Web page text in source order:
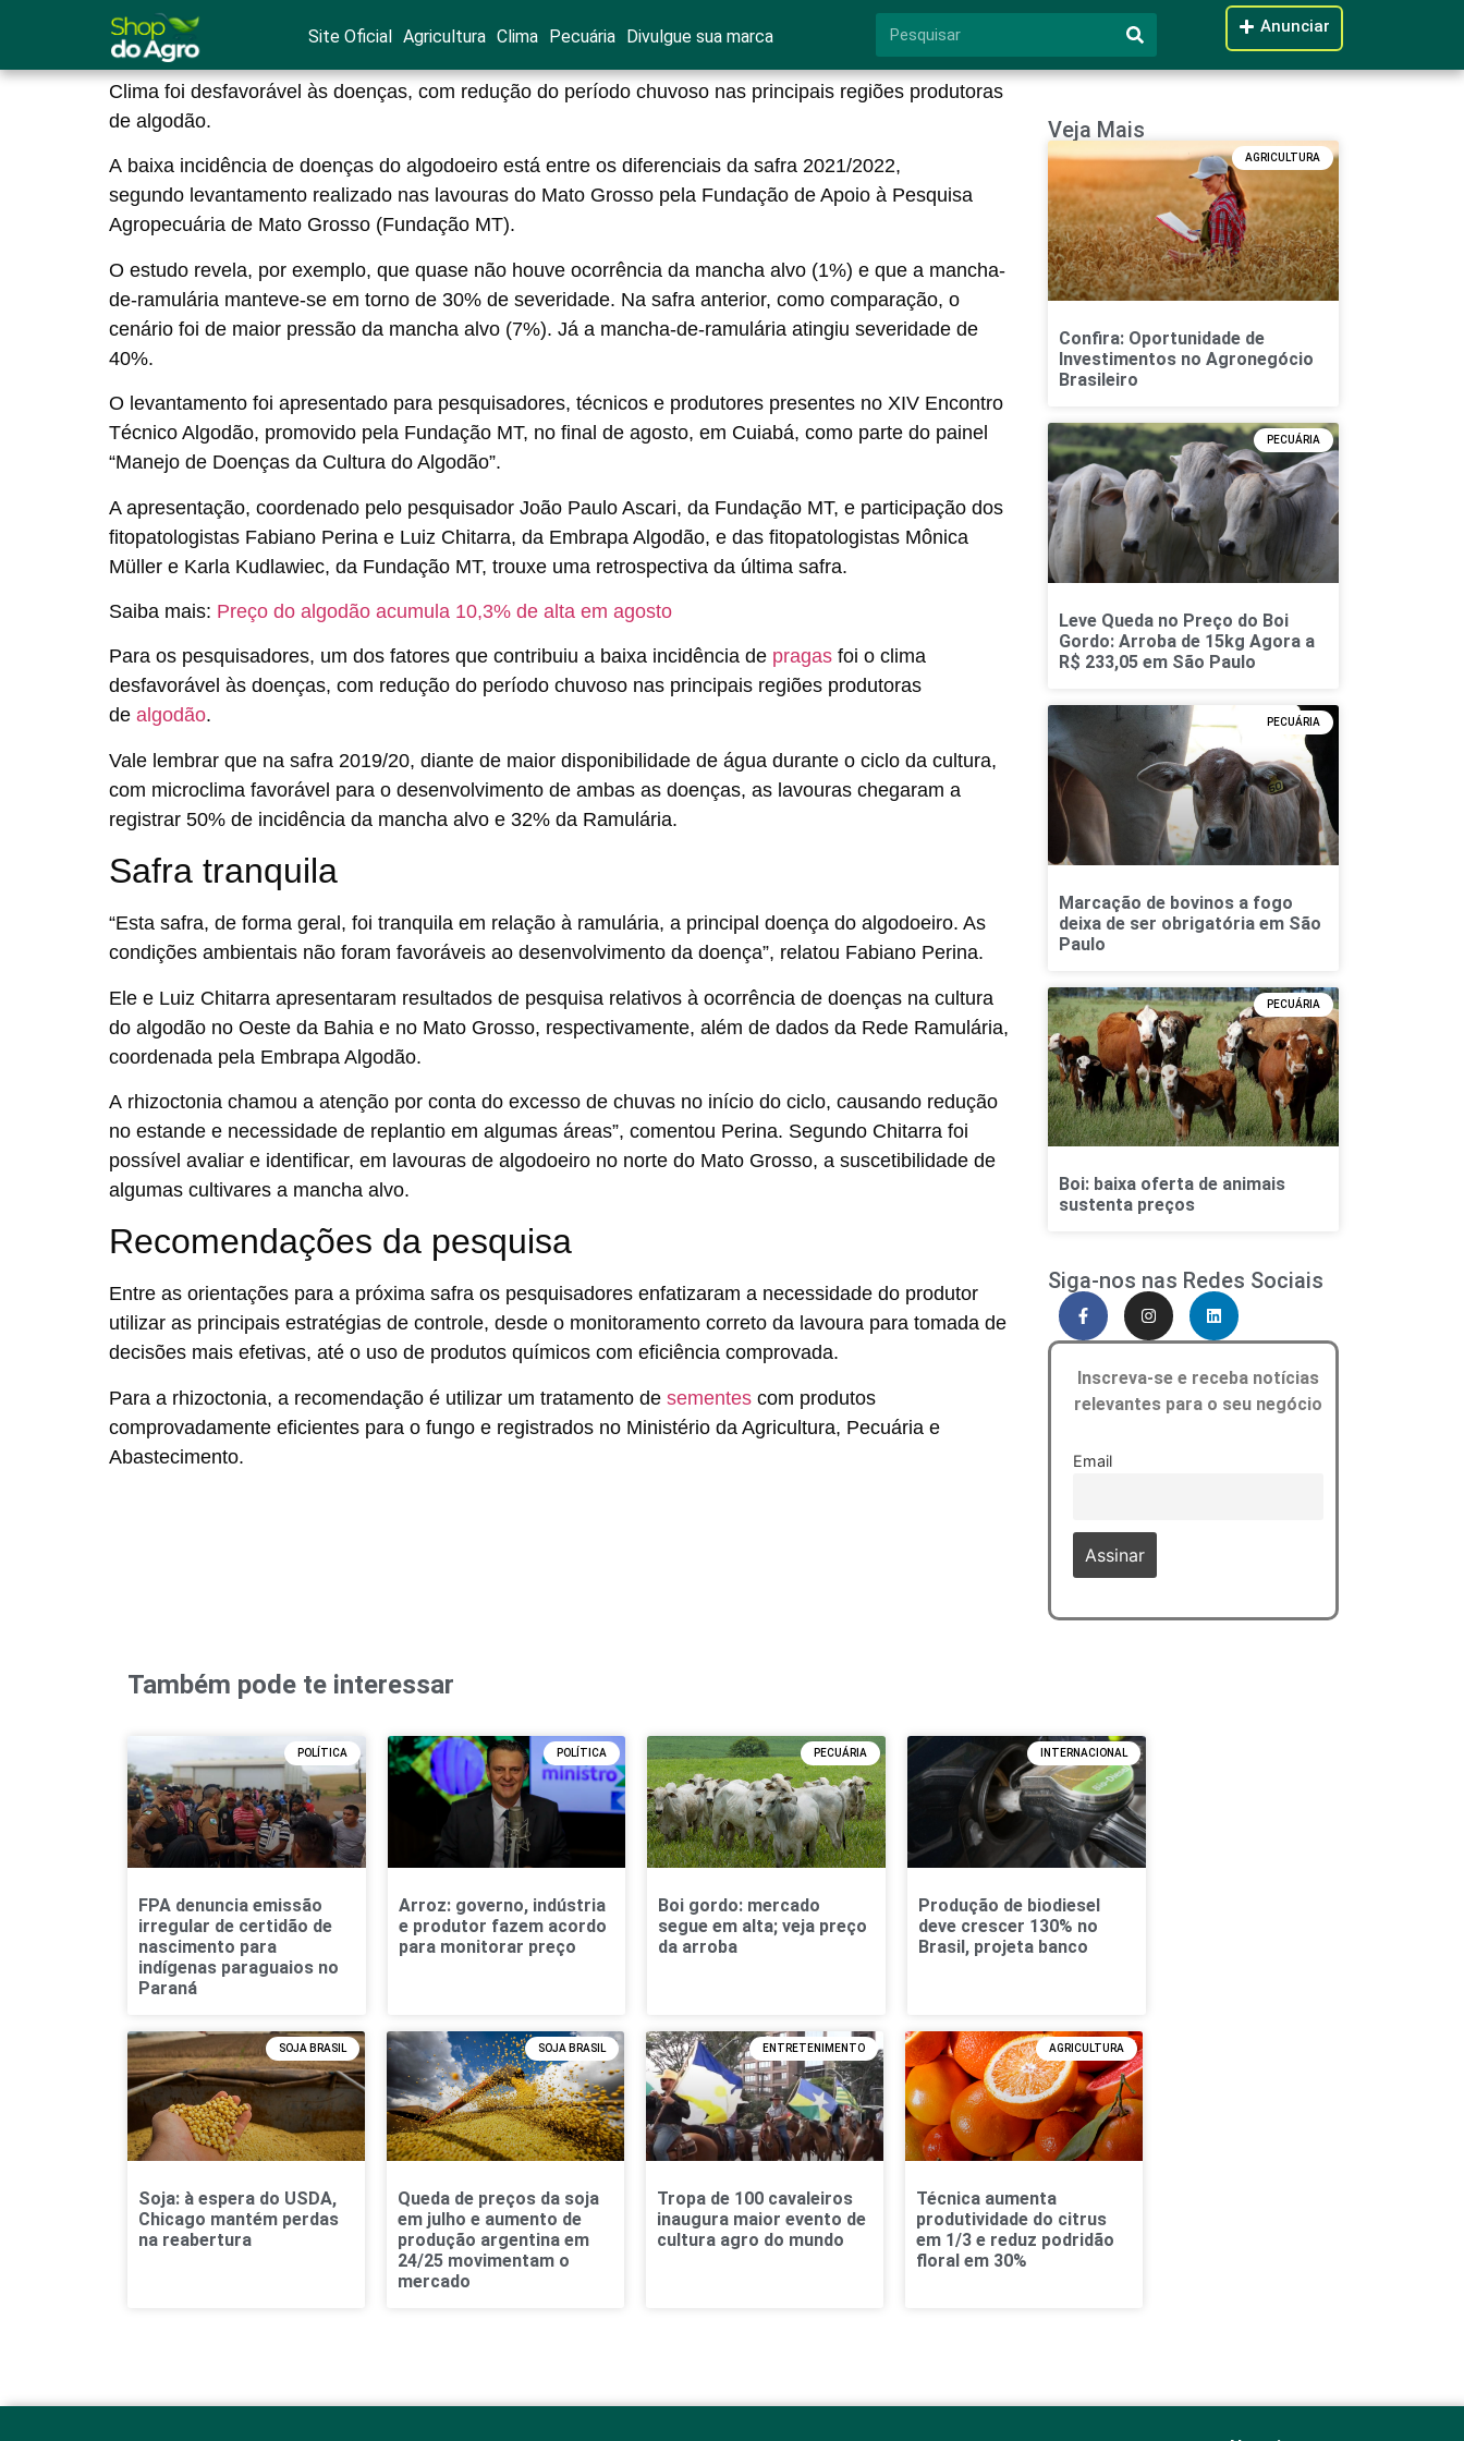
Site Oficial Agricultura Clima Pecuária Divulgue sua marca Anunciar
Clima foi desfavorável às doenças, com redução do período chuvoso nas principais regiões produtoras
de algodão.
A baixa incidência de doenças do algodoeiro está entre os diferenciais da safra 2021/2022,
segundo levantamento realizado nas lavouras do Mato Grosso pela Fundação de Apoio à Pesquisa
Agropecuária de Mato Grosso (Fundação MT).
O estudo revela, por exemplo, que quase não houve ocorrência da mancha alvo (1%) e que a mancha-
de-ramulária manteve-se em torno de 30% de severidade. Na safra anterior, como comparação, o
cenário foi de maior pressão da mancha alvo (7%). Já a mancha-de-ramulária atingiu severidade de
40%.
O levantamento foi apresentado para pesquisadores, técnicos e produtores presentes no XIV Encontro
Técnico Algodão, promovido pela Fundação MT, no final de agosto, em Cuiabá, como parte do painel
“Manejo de Doenças da Cultura do Algodão”.
A apresentação, coordenado pelo pesquisador João Paulo Ascari, da Fundação MT, e participação dos
fitopatologistas Fabiano Perina e Luiz Chitarra, da Embrapa Algodão, e das fitopatologistas Mônica
Müller e Karla Kudlawiec, da Fundação MT, trouxe uma retrospectiva da última safra.
Saiba mais: Preço do algodão acumula 10,3% de alta em agosto
Para os pesquisadores, um dos fatores que contribuiu a baixa incidência de pragas foi o clima
desfavorável às doenças, com redução do período chuvoso nas principais regiões produtoras
de algodão.
Vale lembrar que na safra 2019/20, diante de maior disponibilidade de água durante o ciclo da cultura,
com microclima favorável para o desenvolvimento de ambas as doenças, as lavouras chegaram a
registrar 50% de incidência da mancha alvo e 32% da Ramulária.
Safra tranquila
“Esta safra, de forma geral, foi tranquila em relação à ramulária, a principal doença do algodoeiro. As
condições ambientais não foram favoráveis ao desenvolvimento da doença”, relatou Fabiano Perina.
Ele e Luiz Chitarra apresentaram resultados de pesquisa relativos à ocorrência de doenças na cultura
do algodão no Oeste da Bahia e no Mato Grosso, respectivamente, além de dados da Rede Ramulária,
coordenada pela Embrapa Algodão.
A rhizoctonia chamou a atenção por conta do excesso de chuvas no início do ciclo, causando redução
no estande e necessidade de replantio em algumas áreas”, comentou Perina. Segundo Chitarra foi
possível avaliar e identificar, em lavouras de algodoeiro no norte do Mato Grosso, a suscetibilidade de
algumas cultivares a mancha alvo.
Recomendações da pesquisa
Entre as orientações para a próxima safra os pesquisadores enfatizaram a necessidade do produtor
utilizar as principais estratégias de controle, desde o monitoramento correto da lavoura para tomada de
decisões mais efetivas, até o uso de produtos químicos com eficiência comprovada.
Para a rhizoctonia, a recomendação é utilizar um tratamento de sementes com produtos
comprovadamente eficientes para o fungo e registrados no Ministério da Agricultura, Pecuária e
Abastecimento.
Veja Mais
AGRICULTURA
Confira: Oportunidade de
Investimentos no Agronegócio
Brasileiro
PECUÁRIA
Leve Queda no Preço do Boi
Gordo: Arroba de 15kg Agora a
R$ 233,05 em São Paulo
PECUÁRIA
Marcação de bovinos a fogo
deixa de ser obrigatória em São
Paulo
PECUÁRIA
Boi: baixa oferta de animais
sustenta preços
Siga-nos nas Redes Sociais
Inscreva-se e receba notícias
relevantes para o seu negócio
Email
Também pode te interessar
POLÍTICA
FPA denuncia emissão
irregular de certidão de
nascimento para
indígenas paraguaios no
Paraná
POLÍTICA
Arroz: governo, indústria
e produtor fazem acordo
para monitorar preço
PECUÁRIA
Boi gordo: mercado
segue em alta; veja preço
da arroba
INTERNACIONAL
Produção de biodiesel
deve crescer 130% no
Brasil, projeta banco
SOJA BRASIL
Soja: à espera do USDA,
Chicago mantém perdas
na reabertura
SOJA BRASIL
Queda de preços da soja
em julho e aumento de
produção argentina em
24/25 movimentam o
mercado
ENTRETENIMENTO
Tropa de 100 cavaleiros
inaugura maior evento de
cultura agro do mundo
AGRICULTURA
Técnica aumenta
produtividade do citrus
em 1/3 e reduz podridão
floral em 30%